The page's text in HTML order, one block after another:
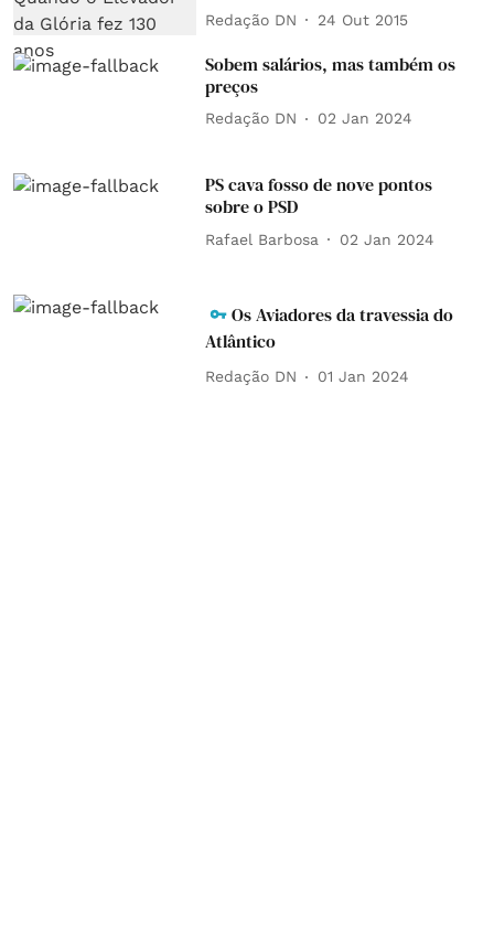
Redação DN 24 Out 2015
Sobem salários, mas também os
preços
Redação DN 02 Jan 2024
PS cava fosso de nove pontos
sobre o PSD
Rafael Barbosa 02 Jan 2024
Os Aviadores da travessia do
Atlântico
Redação DN 01 Jan 2024